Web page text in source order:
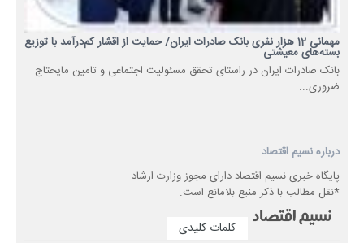
مهمانی 12 هزار نفری بانک صادرات ایران/ حمایت از اقشار کم‌درآمد با توزیع
بسته‌های معیشتی
​بانک صادرات ایران در راستای تحقق مسئولیت اجتماعی و تامین مایحتاج
ضروری...
درباره نسیم اقتصاد
پایگاه خبری نسیم اقتصاد دارای مجوز وزارت ارشاد
*نقل مطالب با ذکر منبع بلامانع است.
کلمات کلیدی